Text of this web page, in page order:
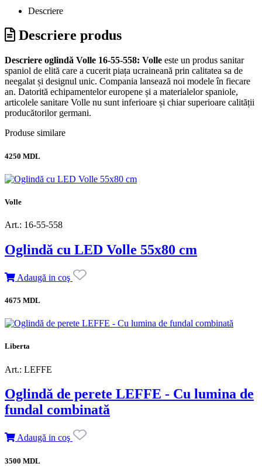
Descriere
Descriere produs
Descriere oglindă Volle 16-55-558: Volle este un produs sanitar
spaniol de elită care a cucerit piața ucraineană prin calitatea sa de
neegalat și designul unic. Compania lansează noi modele în fiecare
an. Datorită echipamentelor europene și a materialelor spaniole,
articolele sanitare Volle nu sunt inferioare și chiar superioare calității
producătorilor germani.
Produse similare
4250 MDL
Volle
Art.: 16-55-558
Oglindă cu LED Volle 55x80 cm
Adaugă in coş
4675 MDL
Liberta
Art.: LEFFE
Oglindă de perete LEFFE - Cu lumina de
fundal combinată
Adaugă in coş
3500 MDL